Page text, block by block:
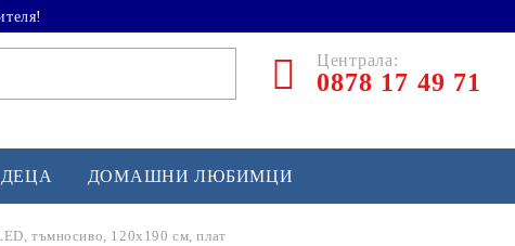
Централа:
0878 17 49 71
ДОМАШНИ ЛЮБИМЦИ
тъмносиво, 120x190 см, плат